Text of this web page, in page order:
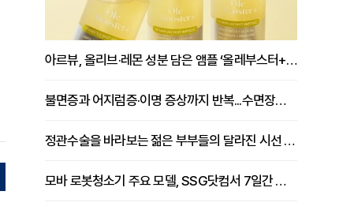
아르뷰, 올리브·레몬 성분 담은 앰플 ‘올레부스터+’ 출시
불면증과 어지럼증·이명 증상까지 반복...수면장애 원인 치료로 극복해야
정관수술을 바라보는 젊은 부부들의 달라진 시선 [윤지환 원장 칼럼]
모바 로봇청소기 주요 모델, SSG닷컴서 7일간 브랜드마크 기획전